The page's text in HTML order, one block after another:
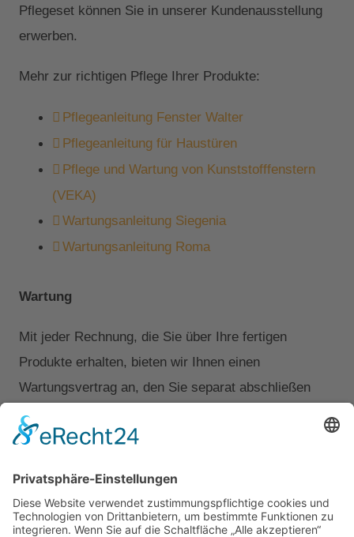
Pflegeset können Sie in unserer Kundenausstellung
erwerben.
Mehr zur richtigen Pflege Ihrer Produkte:
Pflegeanleitung Fenster Walter
Pflegeanleitung für Haustüren
Pflege und Wartung von Kunststofffenstern
(VEKA)
Wartungsanleitung Siegenia
Wartungsanleitung Roma
Wartung
Mit jeder Rechnung, die Sie über Ihre fertigen
Produkte erhalten, bieten wir Ihnen einen
Wartungsvertrag an, den Sie separat abschließen
können. Alternativ bestellen Sie unseren
Kundendienst einmal in 12 bis 15 Monaten, der die
prüft. So erhalten Sie den vollen Anspruch auf den
gesetzlich geregelten Gewährleistungsanspruch.